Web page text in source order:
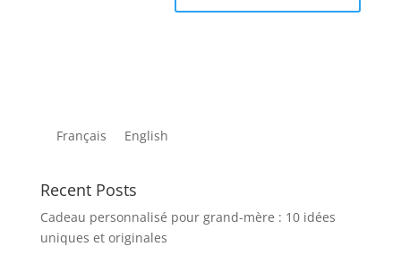
Français English
Recent Posts
Cadeau personnalisé pour grand-mère : 10 idées
uniques et originales